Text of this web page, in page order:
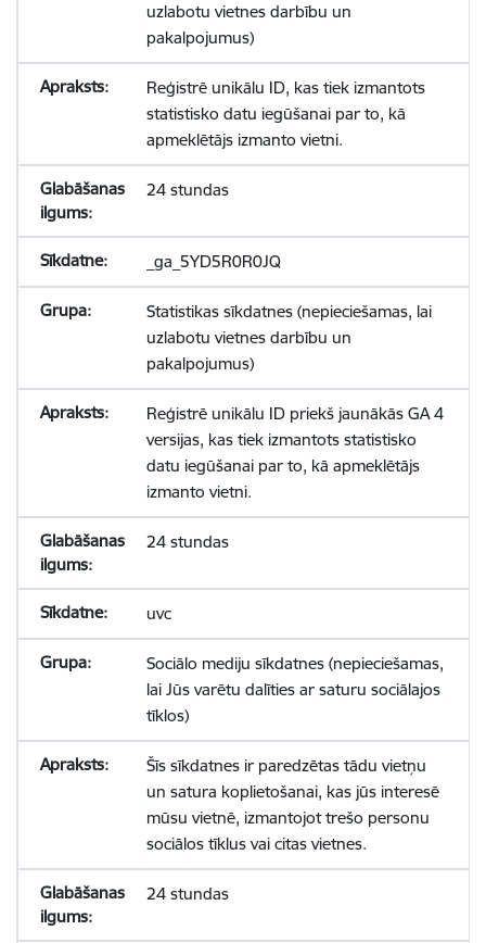
uzlabotu vietnes darbību un
pakalpojumus)
Reģistrē unikālu ID, kas tiek izmantots
statistisko datu iegūšanai par to, kā
apmeklētājs izmanto vietni.
24 stundas
_ga_5YD5R0R0JQ
Statistikas sīkdatnes (nepieciešamas, lai
uzlabotu vietnes darbību un
pakalpojumus)
Reģistrē unikālu ID priekš jaunākās GA 4
versijas, kas tiek izmantots statistisko
datu iegūšanai par to, kā apmeklētājs
izmanto vietni.
24 stundas
uvc
Sociālo mediju sīkdatnes (nepieciešamas,
lai Jūs varētu dalīties ar saturu sociālajos
tīklos)
Šīs sīkdatnes ir paredzētas tādu vietņu
un satura koplietošanai, kas jūs interesē
mūsu vietnē, izmantojot trešo personu
sociālos tīklus vai citas vietnes.
24 stundas